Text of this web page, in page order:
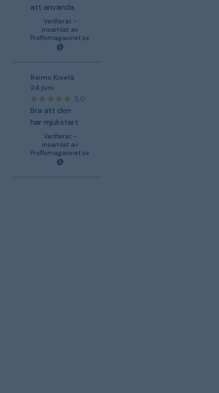
att använda,
Verifierat -
insamlat av
Proffsmagasinet.se
Raimo Kivelä
24 juni
5,0
Bra att den
har mjukstart
Verifierat -
insamlat av
Proffsmagasinet.se